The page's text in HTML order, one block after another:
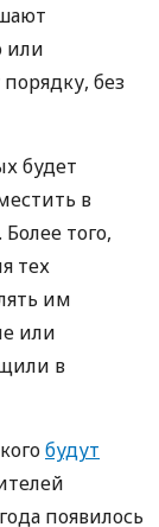
или
без
будет
в
того,
тех
им
или
в
будут
появилось